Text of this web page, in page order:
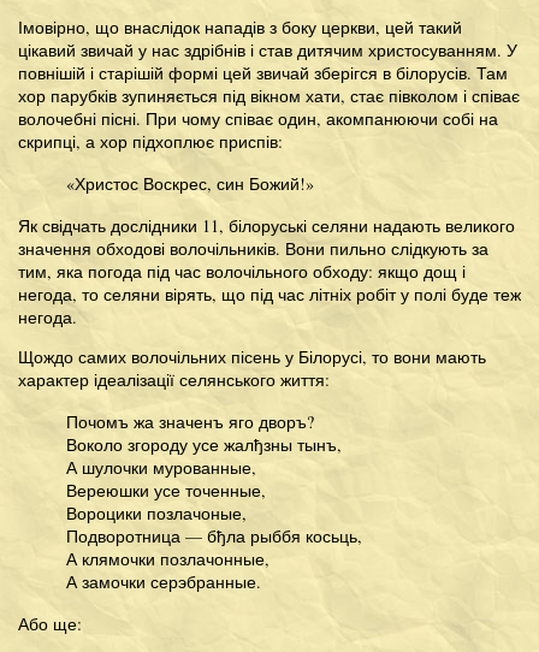
Імовірно, що внаслідок нападів з боку церкви, цей такий
цікавий звичай у нас здрібнів і став дитячим христосуванням. У
повнішій і старішій формі цей звичай зберігся в білорусів. Там
хор парубків зупиняється під вікном хати, стає півколом і співає
волочебні пісні. При чому співає один, акомпанюючи собі на
скрипці, а хор підхоплює приспів:
«Христос Воскрес, син Божий!»
Як свідчать дослідники 11, білоруські селяни надають великого
значення обходові волочільників. Вони пильно слідкують за
тим, яка погода під час волочільного обходу: якщо дощ і
негода, то селяни вірять, що під час літніх робіт у полі буде теж
негода.
Щождо самих волочільних пісень у Білорусі, то вони мають
характер ідеалізації селянського життя:
Почомъ жа значенъ яго дворъ?
Воколо згороду усе жалђзны тынъ,
А шулочки мурованные,
Вереюшки усе точенные,
Вороцики позлачоные,
Подворотница — бђла рыббя косьць,
А клямочки позлачонные,
А замочки серэбранные.
Або ще: